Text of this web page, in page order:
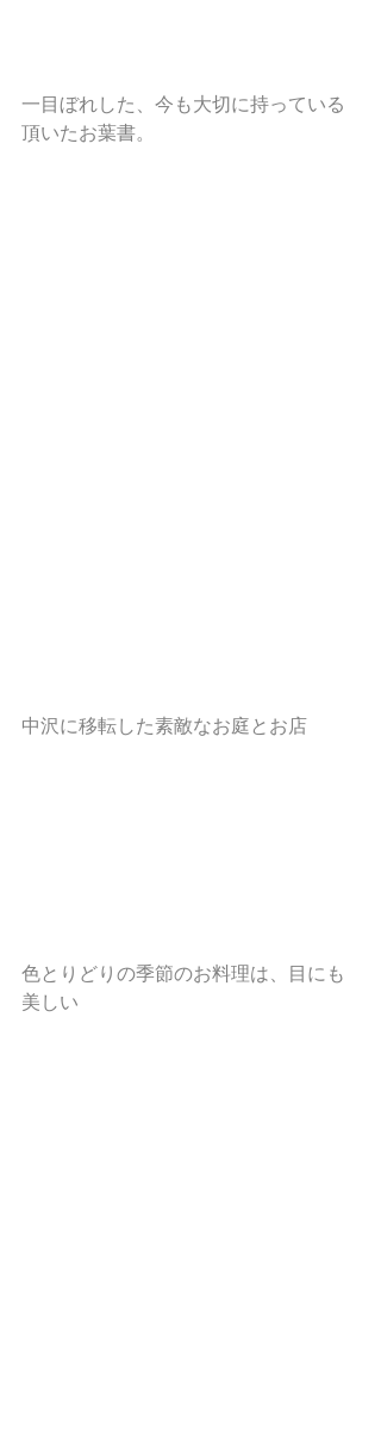
一目ぼれした、今も大切に持っている
頂いたお葉書。
中沢に移転した素敵なお庭とお店
色とりどりの季節のお料理は、目にも
美しい